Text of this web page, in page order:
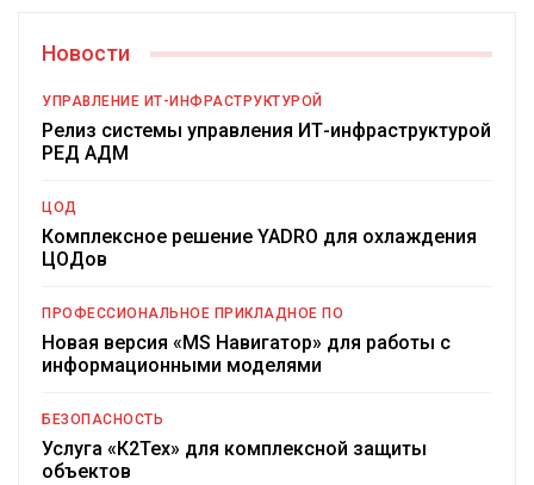
Новости
УПРАВЛЕНИЕ ИТ-ИНФРАСТРУКТУРОЙ
Релиз системы управления ИТ-инфраструктурой
РЕД АДМ
ЦОД
Комплексное решение YADRO для охлаждения
ЦОДов
ПРОФЕССИОНАЛЬНОЕ ПРИКЛАДНОЕ ПО
Новая версия «MS Навигатор» для работы с
информационными моделями
БЕЗОПАСНОСТЬ
Услуга «К2Тех» для комплексной защиты
объектов